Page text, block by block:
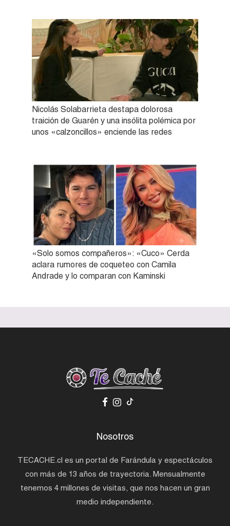
Nicolás Solabarrieta destapa dolorosa
traición de Guarén y una insólita polémica por
unos «calzoncillos» enciende las redes
«Solo somos compañeros»: «Cuco» Cerda
aclara rumores de coqueteo con Camila
Andrade y lo comparan con Kaminski
Nosotros
TECACHE.cl es un portal de Farándula y espectáculos
con más de 13 años de trayectoria. Mensualmente
tenemos 4 millones de visitas, que nos hacen un gran
medio independiente.